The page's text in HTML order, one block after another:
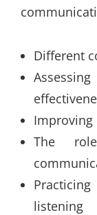
Different
Improving
The
listening